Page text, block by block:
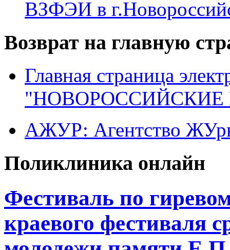
ВЗФЭИ в
Возврат на главную
Главная страница
"НОВОРОССИЙСКИЕ
АЖУР: Агентство
Поликлиника онлайн
Фестиваль по
краевого фестиваля